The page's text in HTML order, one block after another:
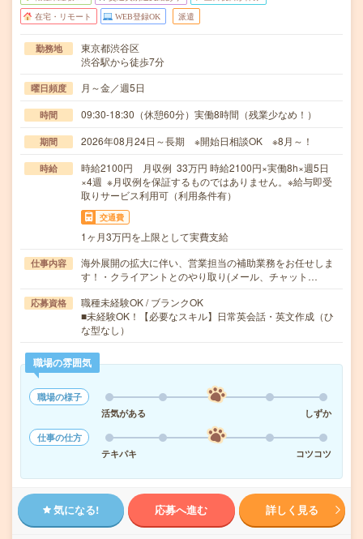
在宅・リモート WEB登録OK 派遣
勤務地
東京都渋谷区
渋谷駅から徒歩7分
曜日頻度 月～金／週5日
時間 09:30-18:30（休憩60分）実働8時間（残業少なめ！）
期間 2026年08月24日～長期 ※開始日相談OK ※8月～！
時給
時給2100円 月収例 33万円 時給2100円×実働8h×週5日
×4週 ※月収例を保証するものではありません。※給与即受
取りサービス利用可（利用条件有）
交通費
1ヶ月3万円を上限として実費支給
仕事内容
海外展開の拡大に伴い、営業担当の補助業務をお任せしま
す！・クライアントとのやり取り(メール、チャット…
応募資格
職種未経験OK / ブランクOK
■未経験OK！【必要なスキル】日常英会話・英文作成（ひ
な型なし）
職場の雰囲気
職場の様子
活気がある
しずか
仕事の仕方
テキパキ
コツコツ
気になる! 応募へ進む 詳しく見る